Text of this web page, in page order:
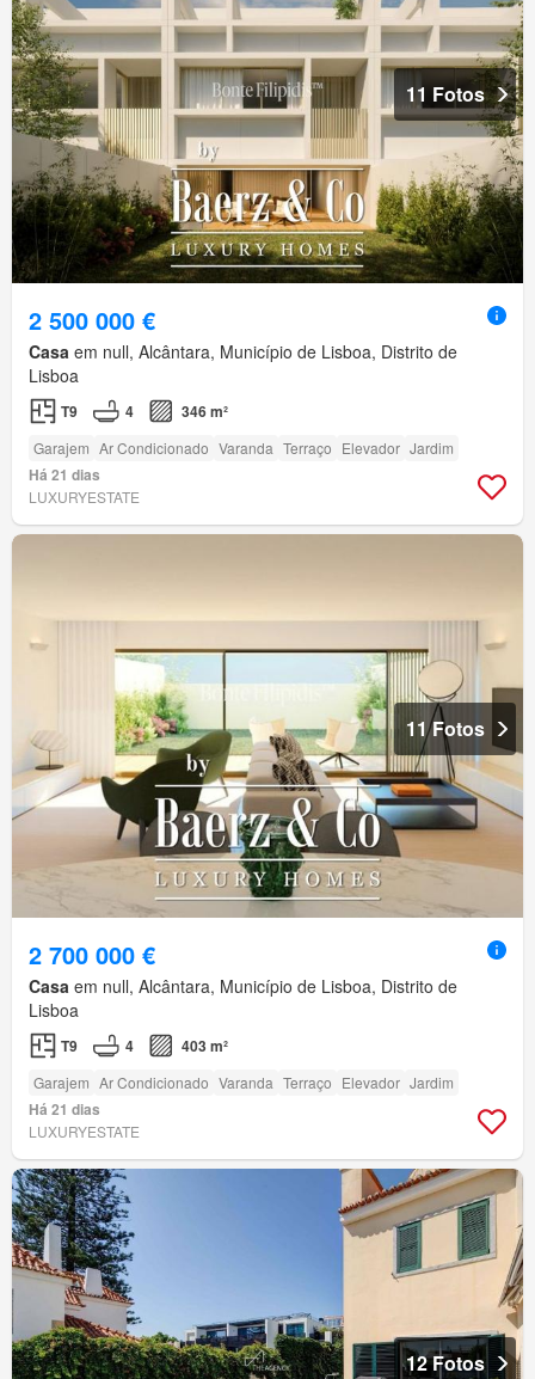
11 Fotos
2 500 000 €
Casa em null, Alcântara, Município de Lisboa, Distrito de
Lisboa
T9 4 346 m²
Garajem Ar Condicionado Varanda Terraço Elevador Jardim
Há 21 dias
LUXURYESTATE
11 Fotos
2 700 000 €
Casa em null, Alcântara, Município de Lisboa, Distrito de
Lisboa
T9 4 403 m²
Garajem Ar Condicionado Varanda Terraço Elevador Jardim
Há 21 dias
LUXURYESTATE
12 Fotos